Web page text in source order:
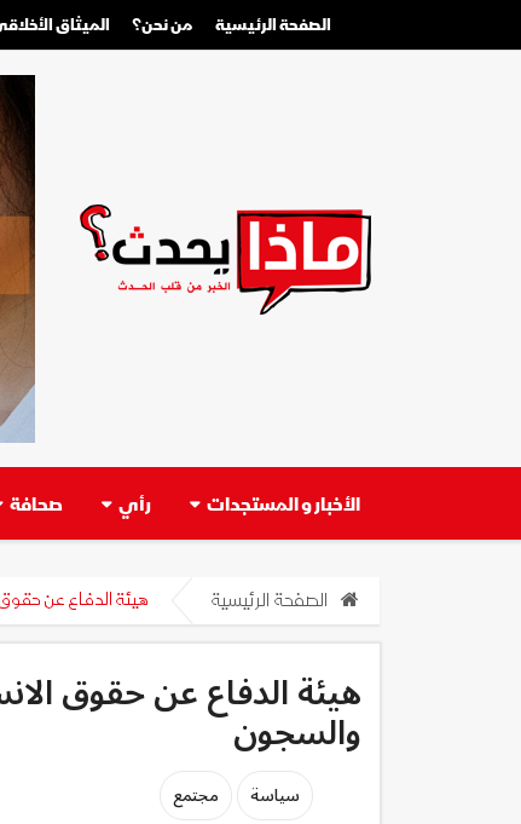
الصفحة الرئيسية من نحن؟ الميثاق
الأخبار و المستجدات رأي صحافة
الصفحة الرئيسية هيئة الدفاع عن حقوق الانسان: 21 حالة وفاة
والسجون
سياسة مجتمع